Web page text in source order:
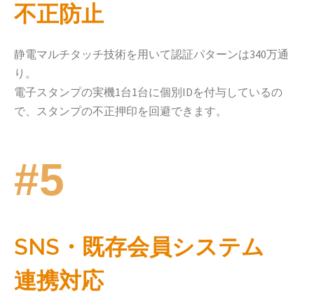
不正防止
静電マルチタッチ技術を用いて認証パターンは340万通
り。
電子スタンプの実機1台1台に個別IDを付与しているの
で、スタンプの不正押印を回避できます。
#5
SNS・既存会員システム
連携対応